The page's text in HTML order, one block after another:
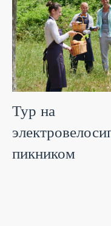
Тур на
пикником